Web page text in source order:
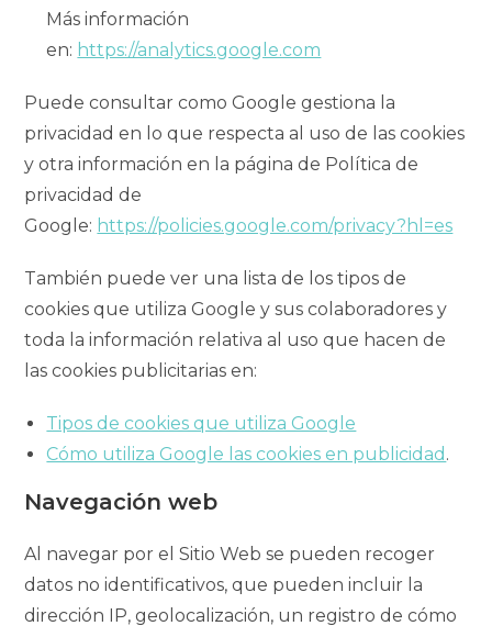
Más información
en: https://analytics.google.com
Puede consultar como Google gestiona la
privacidad en lo que respecta al uso de las cookies
y otra información en la página de Política de
privacidad de
Google: https://policies.google.com/privacy?hl=es
También puede ver una lista de los tipos de
cookies que utiliza Google y sus colaboradores y
toda la información relativa al uso que hacen de
las cookies publicitarias en:
Tipos de cookies que utiliza Google
Cómo utiliza Google las cookies en publicidad .
Navegación web
Al navegar por el Sitio Web se pueden recoger
datos no identificativos, que pueden incluir la
dirección IP, geolocalización, un registro de cómo